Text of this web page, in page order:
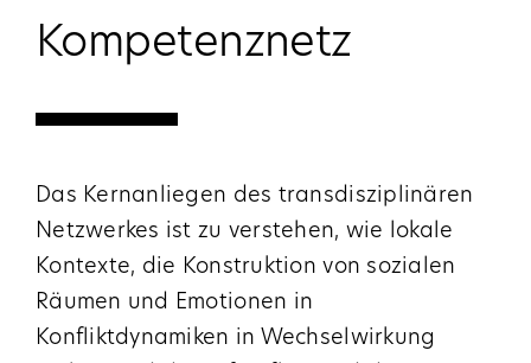
Kompetenznetz
Das Kernanliegen des transdisziplinären
Netzwerkes ist zu verstehen, wie lokale
Kontexte, die Konstruktion von sozialen
Räumen und Emotionen in
Konfliktdynamiken in Wechsel­wirkung